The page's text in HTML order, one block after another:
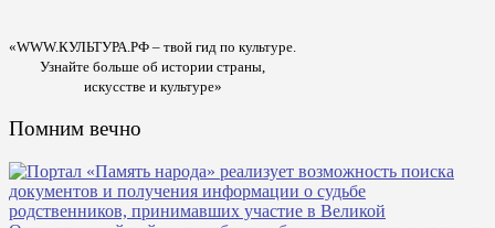
«WWW.КУЛЬТУРА.РФ – твой гид по культуре.
Узнайте больше об истории страны,
искусстве и культуре»
Помним вечно